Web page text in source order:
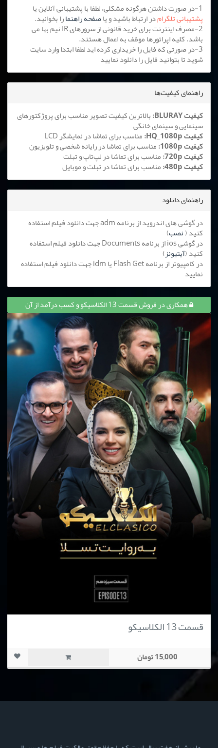
1-در صورت داشتن هرگونه مشکلی، لطفا با پشتیبانی آنلاین یا
پشتیبانی تلگرامدر ارتباط باشید و یاصفحه راهنمارا بخوانید.
2-مصرف اینترنت برای خرید قانونی از سرورهای IR نیم بها می
باشد. کلیه اپراتورها موظف به اعمال هستند.
3-در صورتی که فایل را خریداری کرده اید لطفا ابتدا وارد سایت
شوید تا بتوانید فایل را دانلود نمایید
راهنمای کیفیت‌ها
کیفیت BLURAY:
بالاترین کیفیت تصویر مناسب برای پروژکتورهای
سینمایی و سینمای خانگی
کیفیت HQ_1080p: مناسب برای تماشا در نمایشگر LCD
کیفیت 1080p: مناسب برای تماشا در رایانه شخصی و تلویزیون
کیفیت 720p: مناسب برای تماشا در لپ‌تاپ و تبلت
کیفیت 480p: مناسب برای تماشا در تبلت و موبایل
راهنمای دانلود
در گوشی های اندروید از برنامه adm جهت دانلود فیلم استفاده
کنید (نصب)
در گوشی ios از برنامه Documents جهت دانلود فیلم استفاده
کنید (آیتیونز)
در کامپیوتر از برنامه Flash Get یا idm جهت دانلود فیلم استفاده
نمایید
همکاری در فروش قسمت 13 الکلاسیکو و کسب درآمد از آن
قسمت 13 الکلاسیکو
15,000 تومان